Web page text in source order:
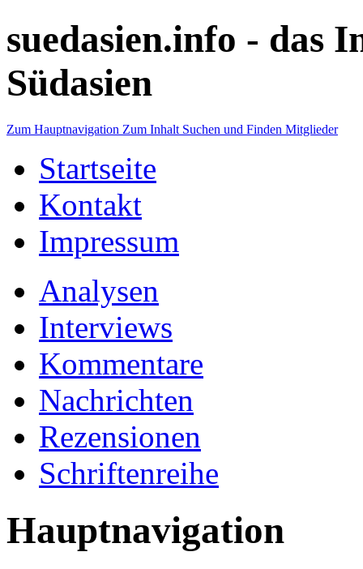
suedasien.info - das
Südasien
Zum Hauptnavigation Zum Inhalt Suchen und Finden Mitglieder
Startseite
Kontakt
Impressum
Analysen
Interviews
Kommentare
Nachrichten
Rezensionen
Schriftenreihe
Hauptnavigation